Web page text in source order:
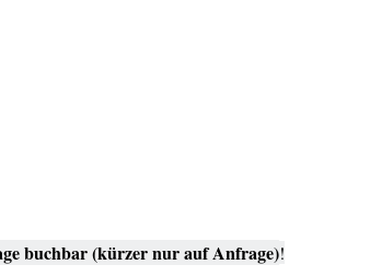
buchbar (kürzer nur auf Anfrage)!